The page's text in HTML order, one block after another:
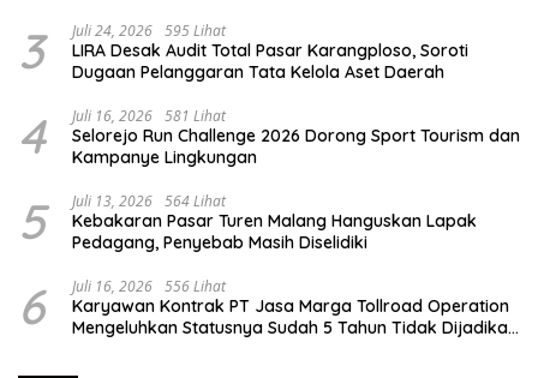
3 Juli 24, 2026 595 Lihat
LIRA Desak Audit Total Pasar Karangploso, Soroti
Dugaan Pelanggaran Tata Kelola Aset Daerah
4 Juli 16, 2026 581 Lihat
Selorejo Run Challenge 2026 Dorong Sport Tourism dan
Kampanye Lingkungan
5 Juli 13, 2026 564 Lihat
Kebakaran Pasar Turen Malang Hanguskan Lapak
Pedagang, Penyebab Masih Diselidiki
6 Juli 16, 2026 556 Lihat
Karyawan Kontrak PT Jasa Marga Tollroad Operation
Mengeluhkan Statusnya Sudah 5 Tahun Tidak Dijadikan